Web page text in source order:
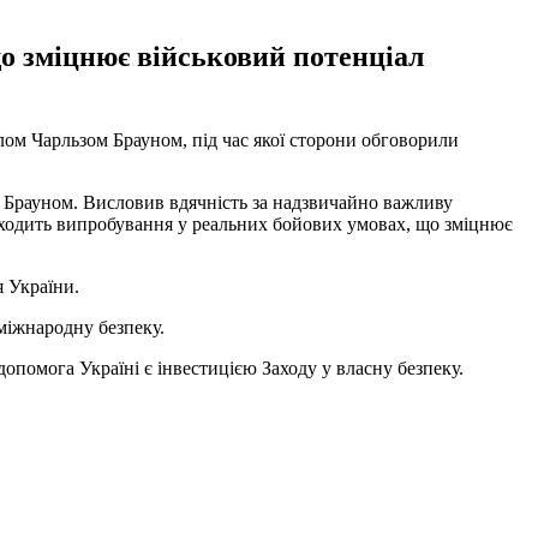
зміцнює військовий потенціал
Чарльзом Брауном, під час якої сторони обговорили
Висловив вдячність за надзвичайно важливу
випробування у реальних бойових умовах, що зміцнює
України.
безпеку.
Україні є інвестицією Заходу у власну безпеку.